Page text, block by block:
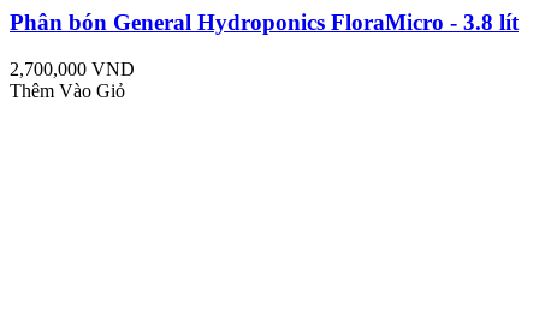
Phân bón General Hydroponics FloraMicro - 3.8 lít
2,700,000 VND
Thêm Vào Giỏ